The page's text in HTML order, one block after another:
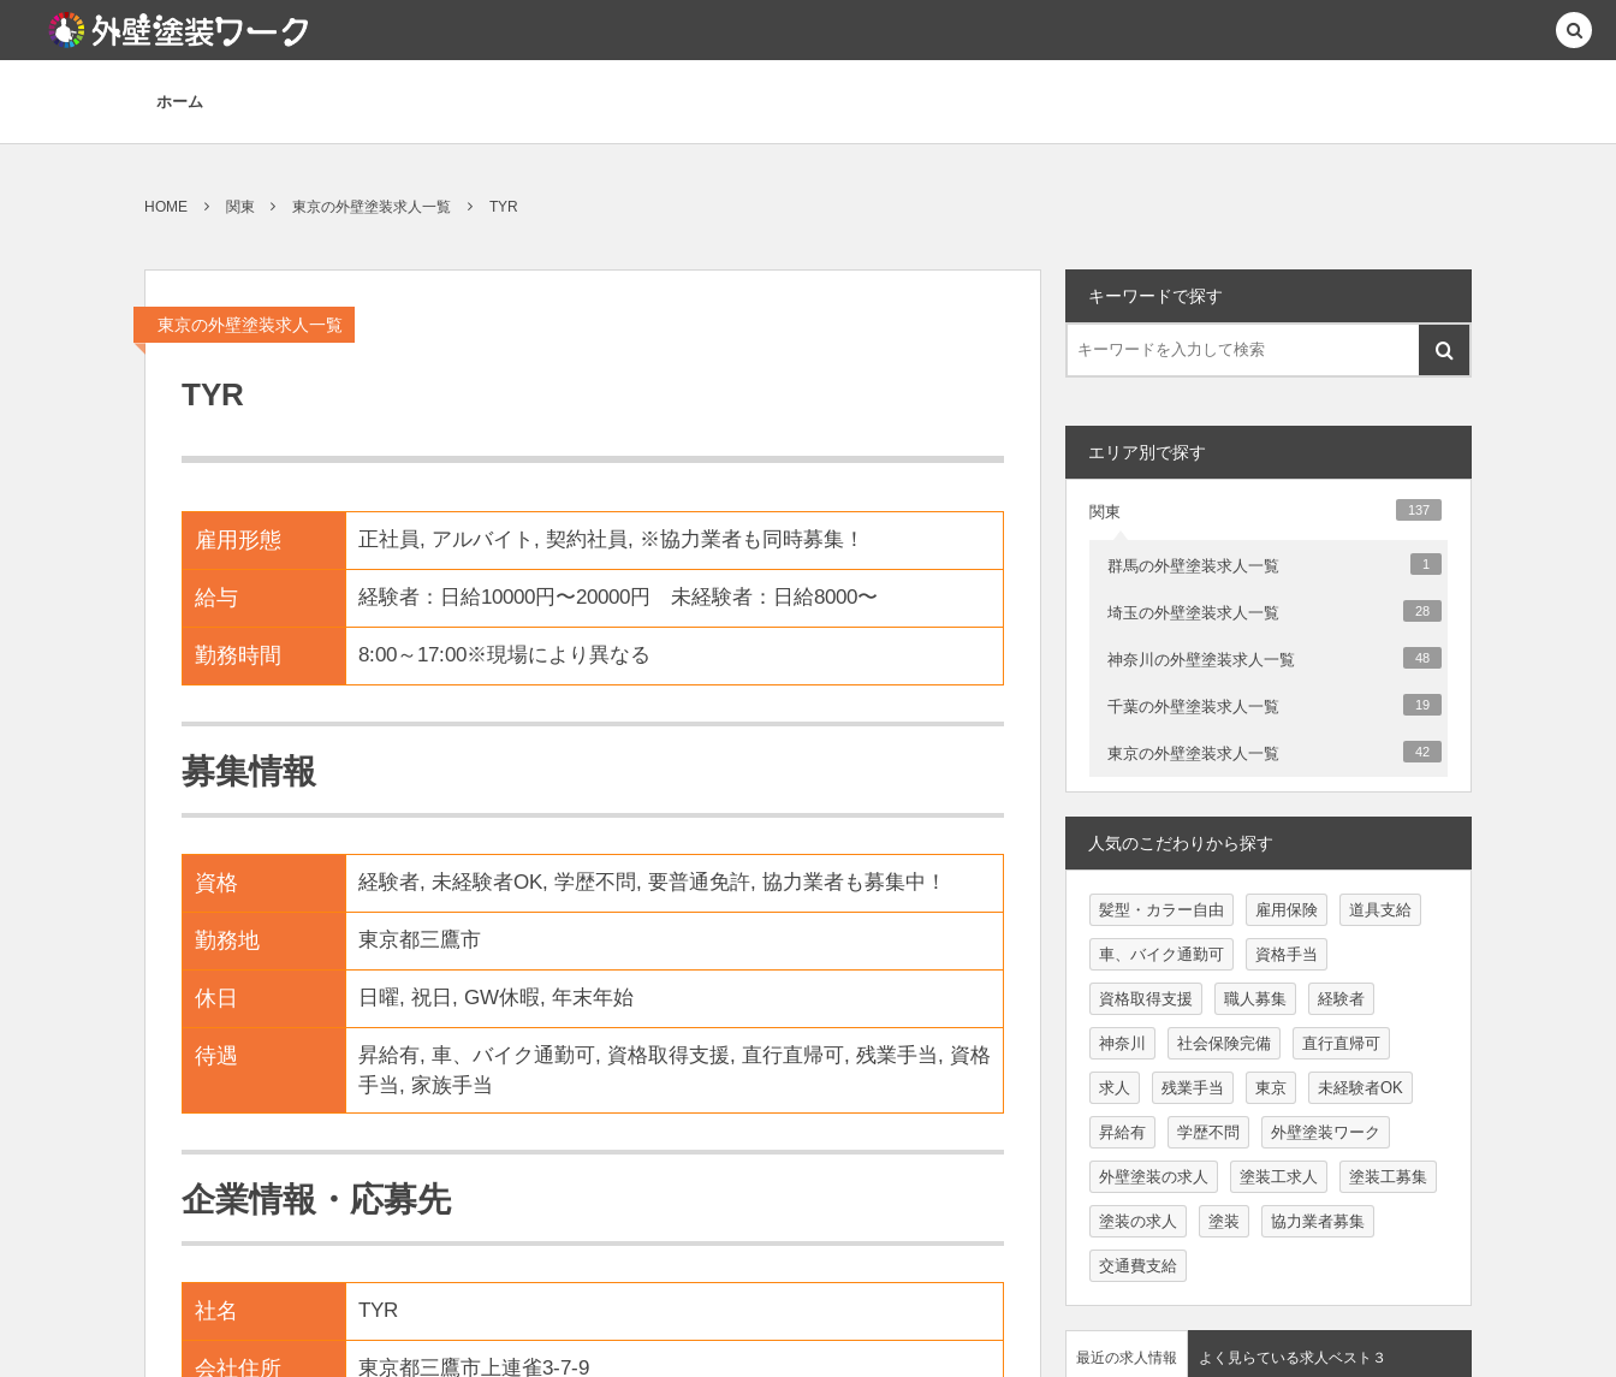
ホーム
HOME 関東 東京の外壁塗装求人一覧 TYR
東京の外壁塗装求人一覧
TYR
雇用形態 正社員, アルバイト, 契約社員, ※協力業者も同時募集！
給与 経験者：日給10000円〜20000円 未経験者：日給8000〜
勤務時間 8:00～17:00※現場により異なる
募集情報
資格 経験者, 未経験者OK, 学歴不問, 要普通免許, 協力業者も募集中！
勤務地 東京都三鷹市
休日 日曜, 祝日, GW休暇, 年末年始
待遇
昇給有, 車、バイク通勤可, 資格取得支援, 直行直帰可, 残業手当, 資格
手当, 家族手当
企業情報・応募先
社名 TYR
会社住所 東京都三鷹市上連雀3-7-9
キーワードで探す
エリア別で探す
関東 137
群馬の外壁塗装求人一覧 1
埼玉の外壁塗装求人一覧 28
神奈川の外壁塗装求人一覧 48
千葉の外壁塗装求人一覧 19
東京の外壁塗装求人一覧 42
人気のこだわりから探す
髪型・カラー自由 雇用保険 道具支給
車、バイク通勤可 資格手当
資格取得支援 職人募集 経験者
神奈川 社会保険完備 直行直帰可
求人 残業手当 東京 未経験者OK
昇給有 学歴不問 外壁塗装ワーク
外壁塗装の求人 塗装工求人 塗装工募集
塗装の求人 塗装 協力業者募集
交通費支給
最近の求人情報 よく見らている求人ベスト３